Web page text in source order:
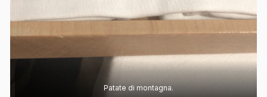
Patate di montagna.